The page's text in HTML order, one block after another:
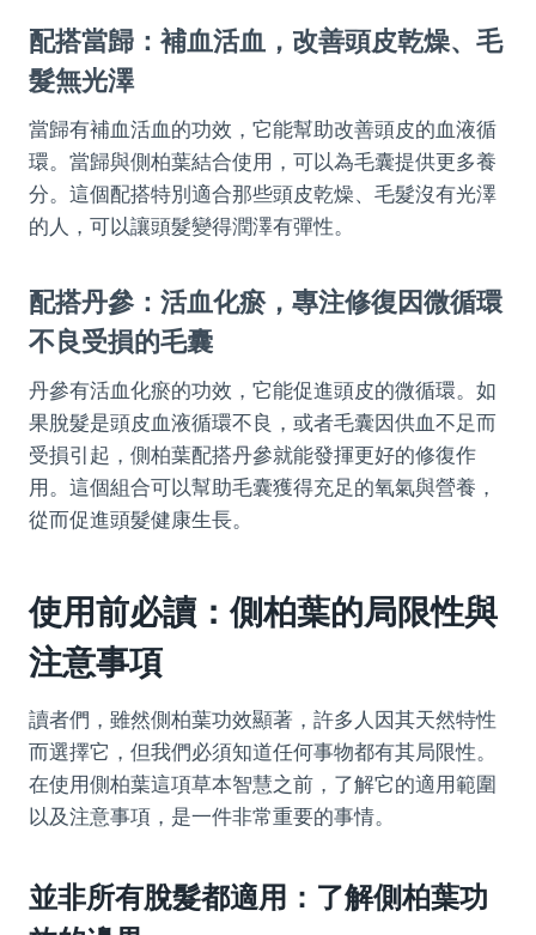
配搭當歸：補血活血，改善頭皮乾燥、毛
髮無光澤
當歸有補血活血的功效，它能幫助改善頭皮的血液循
環。當歸與側柏葉結合使用，可以為毛囊提供更多養
分。這個配搭特別適合那些頭皮乾燥、毛髮沒有光澤
的人，可以讓頭髮變得潤澤有彈性。
配搭丹參：活血化瘀，專注修復因微循環
不良受損的毛囊
丹參有活血化瘀的功效，它能促進頭皮的微循環。如
果脫髮是頭皮血液循環不良，或者毛囊因供血不足而
受損引起，側柏葉配搭丹參就能發揮更好的修復作
用。這個組合可以幫助毛囊獲得充足的氧氣與營養，
從而促進頭髮健康生長。
使用前必讀：側柏葉的局限性與
注意事項
讀者們，雖然側柏葉功效顯著，許多人因其天然特性
而選擇它，但我們必須知道任何事物都有其局限性。
在使用側柏葉這項草本智慧之前，了解它的適用範圍
以及注意事項，是一件非常重要的事情。
並非所有脫髮都適用：了解側柏葉功